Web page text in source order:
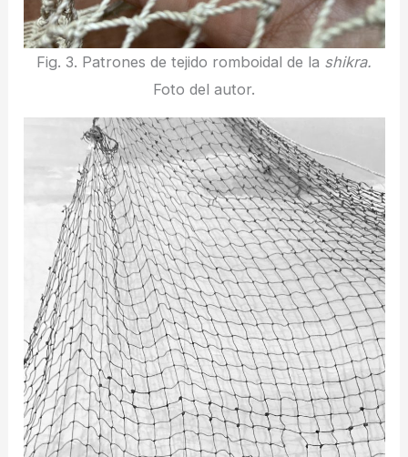
Fig. 3. Patrones de tejido romboidal de la shikra.
Foto del autor.